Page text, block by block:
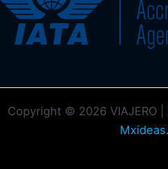
Copyright © 2026 VIAJERO |